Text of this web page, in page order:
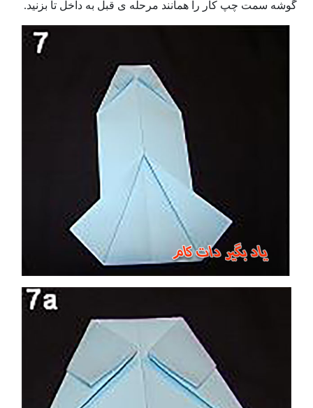
گوشه سمت چپ کار را همانند مرحله ی قبل به داخل تا بزنید.